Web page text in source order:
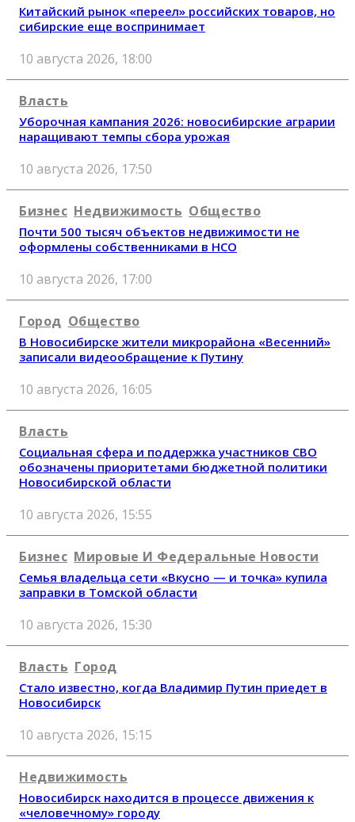
Китайский рынок «переел» российских товаров, но
сибирские еще воспринимает
10 августа 2026, 18:00
Власть
Уборочная кампания 2026: новосибирские аграрии
наращивают темпы сбора урожая
10 августа 2026, 17:50
Бизнес Недвижимость Общество
Почти 500 тысяч объектов недвижимости не
оформлены собственниками в НСО
10 августа 2026, 17:00
Город Общество
В Новосибирске жители микрорайона «Весенний»
записали видеообращение к Путину
10 августа 2026, 16:05
Власть
Социальная сфера и поддержка участников СВО
обозначены приоритетами бюджетной политики
Новосибирской области
10 августа 2026, 15:55
Бизнес Мировые И Федеральные Новости
Семья владельца сети «Вкусно — и точка» купила
заправки в Томской области
10 августа 2026, 15:30
Власть Город
Стало известно, когда Владимир Путин приедет в
Новосибирск
10 августа 2026, 15:15
Недвижимость
Новосибирск находится в процессе движения к
«человечному» городу